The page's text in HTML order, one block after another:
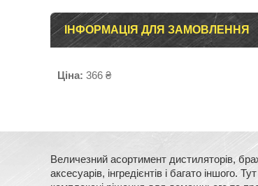
ІНФОРМАЦІЯ ДЛЯ ЗАМОВЛЕННЯ
Ціна: 366 ₴
Величезний асортимент дистиляторів,
аксесуарів, інгредієнтів і багато